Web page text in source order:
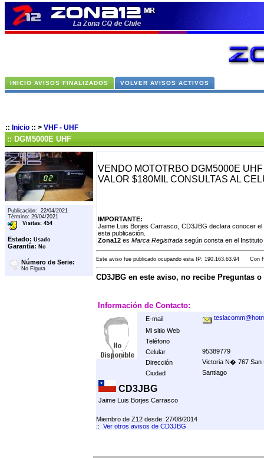
INICIO AVISOS FINALIZADOS VOLVER AVISOS ACTIVOS
:: Inicio :: > VHF - UHF
:: DGM5000E UHF
Publicación: 22/04/2021
Término: 29/04/2021
Visitas: 454
Estado: Usado
Garantía: No
Número de Serie:
No Figura
VENDO MOTOTRBO DGM5000E
VALOR $180MIL CONSULTAS AL
IMPORTANTE:
Jaime Luis Borjes Carrasco, CD3JBG declara conocer
esta publicación.
Zona12 es Marca Registrada según consta en el
Este aviso fue publicado ocupando esta IP: 190.163.63.94 Con
CD3JBG en este aviso, no recibe Preguntas
Información de Contacto:
E-mail
Mi sitio Web
Teléfono
Celular
95389779
Dirección
Victoria N� 767 San
Ciudad
Santiago
CD3JBG
Jaime Luis Borjes Carrasco
Miembro de Z12 desde: 27/08/2014
:: Ver otros avisos de CD3JBG